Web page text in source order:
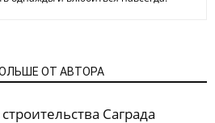
ОТ АВТОРА
Саграда